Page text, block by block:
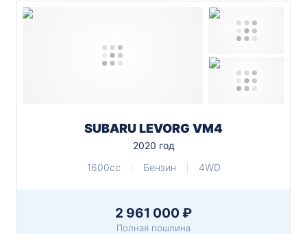
SUBARU LEVORG VM4
2020 год
1600cc
Бензин 4WD
2 961 000 ₽
Полная пошлина